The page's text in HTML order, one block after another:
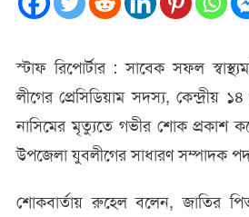
স্টাফ রিপোর্টার : সাবেক সফল
লীগের প্রেসিডিয়াম সদস্য, কেন্দ্রীয়
নাসিমের মৃত্যুতে গভীর শোক প্রকাশ
উপজেলা যুবলীগের সাধারণ সম্পাদক
শোকবার্তায় রুহেল বলেন, জাতির